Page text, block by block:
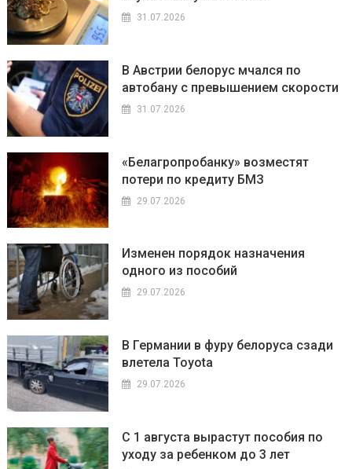
31.07.2026
В Австрии белорус мчался по
автобану с превышением скорости
31.07.2026
«Белагропробанку» возместят
потери по кредиту БМЗ
29.07.2026
Изменен порядок назначения
одного из пособий
29.07.2026
В Германии в фуру белоруса сзади
влетела Toyota
29.07.2026
С 1 августа вырастут пособия по
уходу за ребенком до 3 лет